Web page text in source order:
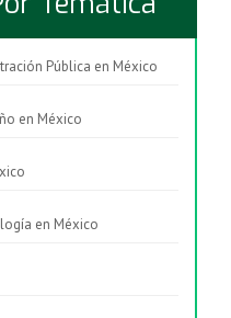
Pública en México
en México
en México